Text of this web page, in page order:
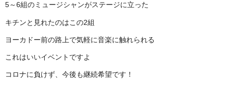
5～6組のミュージシャンがステージに立った
キチンと見れたのはこの2組
ヨーカドー前の路上で気軽に音楽に触れられる
これはいいイベントですよ
コロナに負けず、今後も継続希望です！